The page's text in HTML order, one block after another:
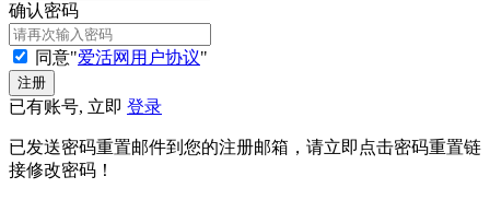
确认密码
同意"爱活网用户协议"
已有账号, 立即 登录
已发送密码重置邮件到您的注册邮箱，请立即点击密码重置链
接修改密码！